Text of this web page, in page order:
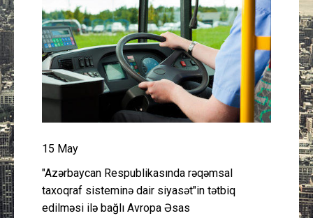
Mədəniyyət
Müsahibə
İdman
Gündəm
Cəmiyyət
15 May
"Azərbaycan Respublikasında rəqəmsal
taxoqraf sisteminə dair siyasət"in tətbiq
edilməsi ilə bağlı Avropa Əsas